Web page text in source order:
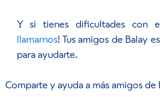
Y si tienes dificultades con
llamarnos! Tus amigos de Balay
para ayudarte.
Comparte y ayuda a más amigos de